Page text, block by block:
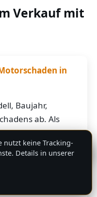
Verkauf mit
in
Baujahr,
ab. Als
mit Motorschaden
Karosserie und
bis
Sie uns die
von uns eine
💬
nutzt keine Tracking-
Details in unserer